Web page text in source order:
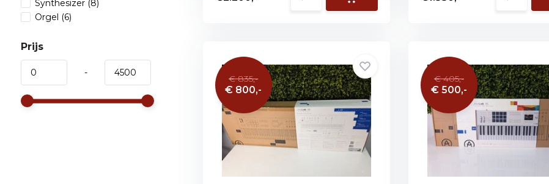
Synthesizer (8)
Orgel (6)
Prijs
-
€ 835,-
€ 800,-
€ 405,-
€ 500,-